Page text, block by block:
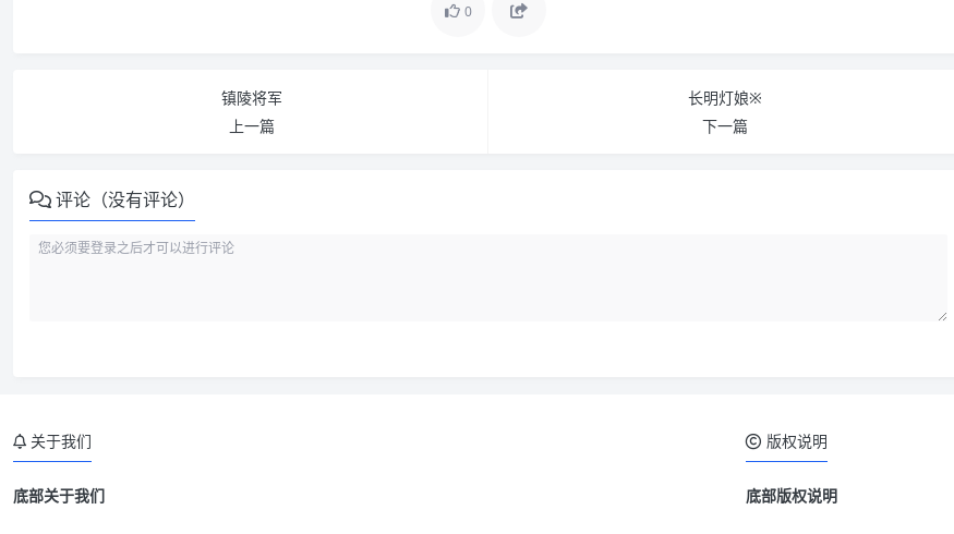
0
镇陵将军
上一篇
长明灯娘※
下一篇
评论（没有评论）
关于我们
底部关于我们
版权说明
底部版权说明